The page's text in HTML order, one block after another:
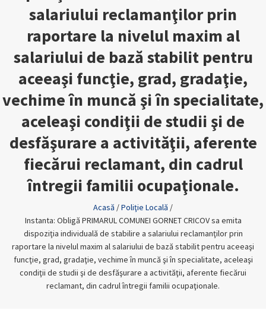
salariului reclamanţilor prin
raportare la nivelul maxim al
salariului de bază stabilit pentru
aceeaşi funcţie, grad, gradaţie,
vechime în muncă şi în specialitate,
aceleaşi condiţii de studii şi de
desfăşurare a activităţii, aferente
fiecărui reclamant, din cadrul
întregii familii ocupaţionale.
Acasă /Poliţie Locală /
Instanta: Obligă PRIMARUL COMUNEI GORNET CRICOV sa emita
dispoziţia individuală de stabilire a salariului reclamanţilor prin
raportare la nivelul maxim al salariului de bază stabilit pentru aceeaşi
funcţie, grad, gradaţie, vechime în muncă şi în specialitate, aceleaşi
condiţii de studii şi de desfăşurare a activităţii, aferente fiecărui
reclamant, din cadrul întregii familii ocupaţionale.